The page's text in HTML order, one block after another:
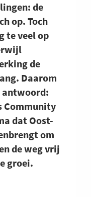
de
op. Toch
te veel op
de
Daarom
antwoord:
Community
dat Oost-
om
de weg vrij
groei.